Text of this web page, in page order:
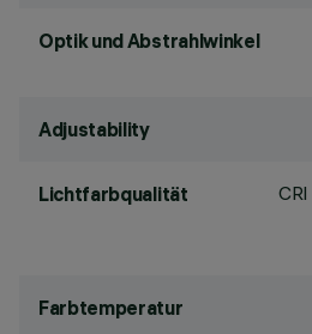
Optik und Abstrahlwinkel
Adjustability
Lichtfarbqualität CRI
Farbtemperatur